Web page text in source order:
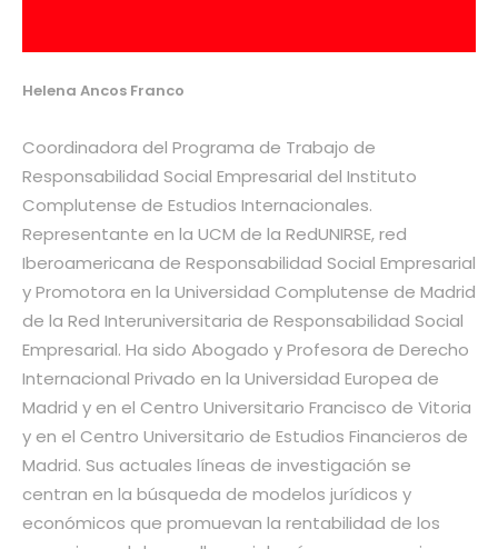
Helena Ancos Franco
Coordinadora del Programa de Trabajo de
Responsabilidad Social Empresarial del Instituto
Complutense de Estudios Internacionales.
Representante en la UCM de la RedUNIRSE, red
Iberoamericana de Responsabilidad Social Empresarial
y Promotora en la Universidad Complutense de Madrid
de la Red Interuniversitaria de Responsabilidad Social
Empresarial. Ha sido Abogado y Profesora de Derecho
Internacional Privado en la Universidad Europea de
Madrid y en el Centro Universitario Francisco de Vitoria
y en el Centro Universitario de Estudios Financieros de
Madrid. Sus actuales líneas de investigación se
centran en la búsqueda de modelos jurídicos y
económicos que promuevan la rentabilidad de los